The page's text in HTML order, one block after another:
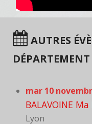
AUTRES
mar 10
BALAVOINE
Lyon